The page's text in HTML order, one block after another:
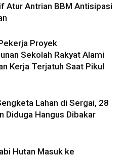
Atur Antrian BBM Antisipasi
Proyek
Sekolah Rakyat Alami
Kerja Terjatuh Saat Pikul
Lahan di Sergai, 28
Diduga Hangus Dibakar
Hutan Masuk ke